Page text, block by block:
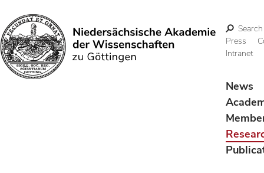
Search
Search
Press
Intranet
News